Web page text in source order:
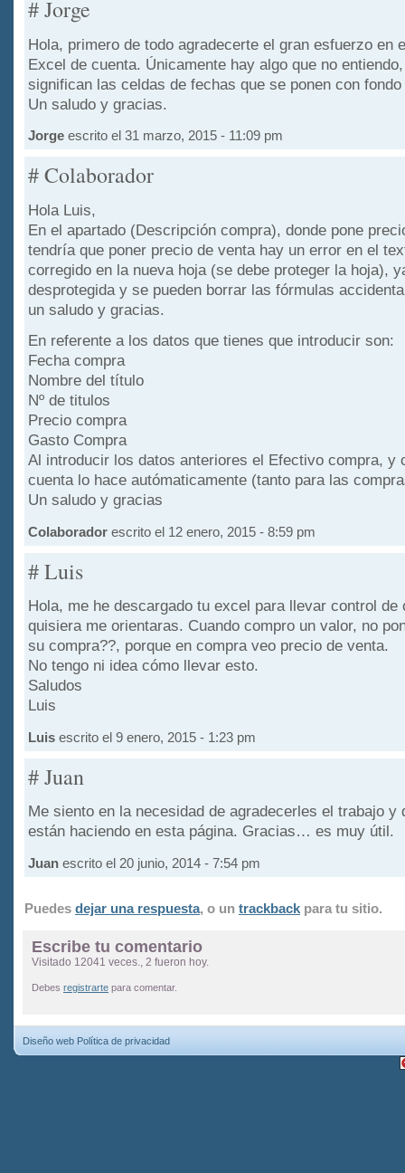
# Jorge
Hola, primero de todo agradecerte el gran esfuerzo en
Excel de cuenta. Únicamente hay algo que no
significan las celdas de fechas que se ponen con
Un saludo y gracias.
Jorge escrito el 31 marzo, 2015 - 11:09 pm
# Colaborador
Hola Luis,
En el apartado (Descripción compra), donde pone
tendría que poner precio de venta hay un error en el
corregido en la nueva hoja (se debe proteger la hoja),
desprotegida y se pueden borrar las fórmulas
un saludo y gracias.
En referente a los datos que tienes que introducir son:
Fecha compra
Nombre del título
Nº de titulos
Precio compra
Gasto Compra
Al introducir los datos anteriores el Efectivo compra, y
cuenta lo hace autómaticamente (tanto para las
Un saludo y gracias
Colaborador escrito el 12 enero, 2015 - 8:59 pm
# Luis
Hola, me he descargado tu excel para llevar control de
quisiera me orientaras. Cuando compro un valor, no
su compra??, porque en compra veo precio de venta.
No tengo ni idea cómo llevar esto.
Saludos
Luis
Luis escrito el 9 enero, 2015 - 1:23 pm
# Juan
Me siento en la necesidad de agradecerles el trabajo y
están haciendo en esta página. Gracias… es muy útil.
Juan escrito el 20 junio, 2014 - 7:54 pm
Puedes dejar una respuesta, o un trackback para tu sitio.
Escribe tu comentario
Visitado 12041 veces., 2 fueron hoy.
Debes registrarte para comentar.
Diseño web Política de privacidad